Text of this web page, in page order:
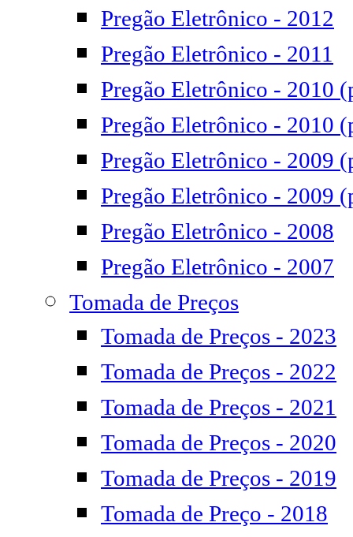
Pregão Eletrônico - 2012
Pregão Eletrônico - 2011
Pregão Eletrônico - 2010
Pregão Eletrônico - 2010
Pregão Eletrônico - 2009
Pregão Eletrônico - 2009
Pregão Eletrônico - 2008
Pregão Eletrônico - 2007
Tomada de Preços
Tomada de Preços - 2023
Tomada de Preços - 2022
Tomada de Preços - 2021
Tomada de Preços - 2020
Tomada de Preços - 2019
Tomada de Preço - 2018